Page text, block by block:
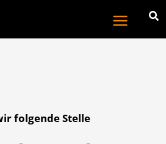
folgende Stelle